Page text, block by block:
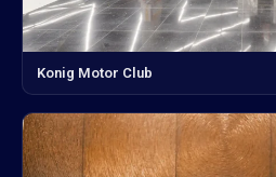
Konig Motor Club